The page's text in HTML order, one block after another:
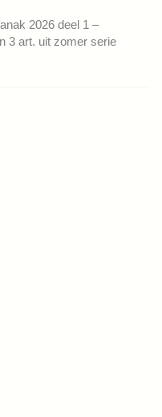
2026 deel 1 –
3 art. uit zomer serie